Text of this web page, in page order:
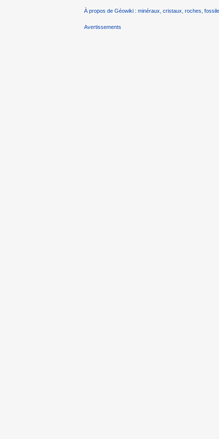
À propos de Géowiki : minéraux, cristaux, roches,
Avertissements